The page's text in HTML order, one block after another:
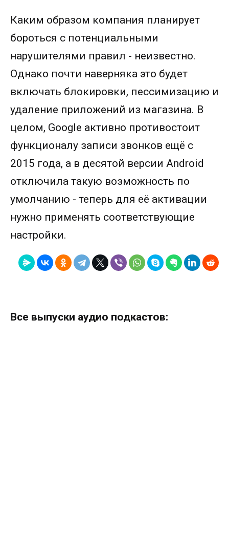
Каким образом компания планирует
бороться с потенциальными
нарушителями правил - неизвестно.
Однако почти наверняка это будет
включать блокировки, пессимизацию и
удаление приложений из магазина. В
целом, Google активно противостоит
функционалу записи звонков ещё с
2015 года, а в десятой версии Android
отключила такую возможность по
умолчанию - теперь для её активации
нужно применять соответствующие
настройки.
Все выпуски аудио подкастов: